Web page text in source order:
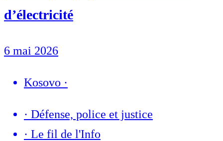
d’électricité
6 mai 2026
Kosovo ·
· Défense, police et justice
· Le fil de l'Info